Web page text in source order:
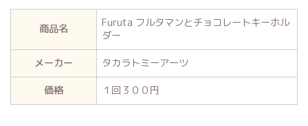
商品名
Furuta フルタマンとチョコレートキーホル
ダー
メーカー
タカラトミーアーツ
価格
１回３００円